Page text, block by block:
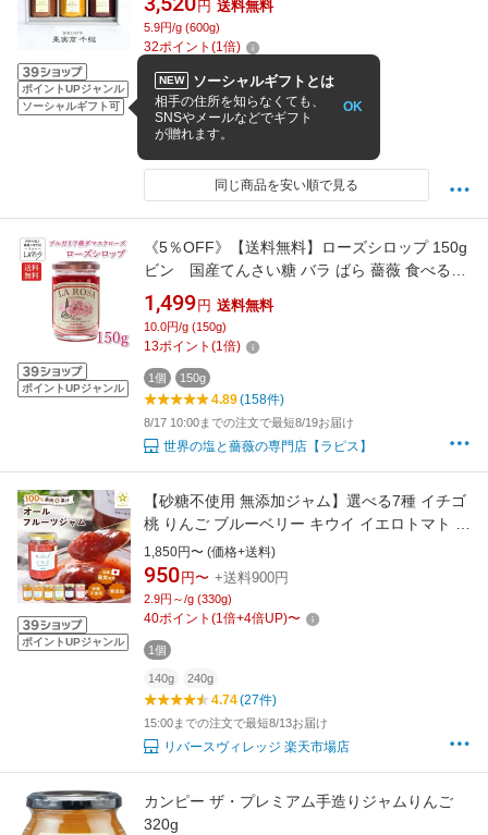
ポイントUPジャンル
ソーシャルギフト可
果実商 千総 無添加 低糖度 ギフト 内祝 誕生日
父の日 お中元 メッセージカード【送料無料】
円 送料無料
5.9円/g (600g)
32ポイント (1倍)
3個
4.67(169件)
8/12 12:00までの注文で最短8/18お届け
同じ商品を安い順で見る
ポイントUPジャンル
《5％OFF》【送料無料】ローズシロップ 150g
ビン 国産てんさい糖 バラ ばら 薔薇 食べるバ
ラ 食べれる花びら ダマスクローズ カクテル シ
ロップ スイーツ お祝い プレゼント 贈答
1,499 円 送料無料
10.0円/g (150g)
13ポイント (1倍)
1個 150g
4.89(158件)
8/17 10:00までの注文で最短8/19お届け
世界の塩と薔薇の専門店【ラピス】
ポイントUPジャンル
【砂糖不使用 無添加ジャム】選べる7種 イチゴ
桃 りんご ブルーベリー キウイ イエロトマト い
ちごバター 果肉 100％ 果汁 イチゴジャム いち
ごジャム 苺ジャム 八百ちゃんいちご 姫路市産
五つ星 ひょうご推奨ブランド ギフト おすすめ
リバースヴィレッジ【公式】
1,850円〜 (価格+送料)
950 円〜 +送料900円
2.9円～/g (330g)
40ポイント (1倍+4倍UP)〜
1個
140g 240g
4.74(27件)
15:00までの注文で最短8/13お届け
リバースヴィレッジ 楽天市場店
カンピー ザ・プレミアム手造りジャムりんご
320g
NEW ソーシャルギフトとは
相手の住所を知らなくても、
SNSやメールなどでギフト
が贈れます。
OK